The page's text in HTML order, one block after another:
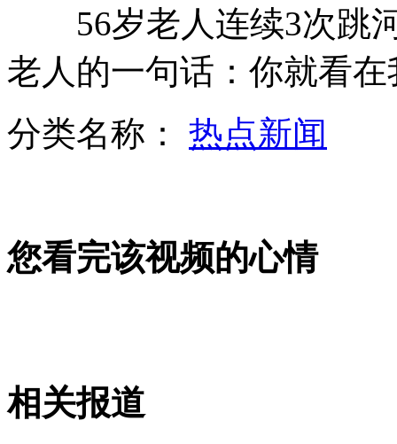
蔬菜价格上涨 白菜卖出“猪肉价”
毛驴拉面包车 网友感叹省油又环保
男子无证驾驶耍赖 撞警车咬民警
山西运城恶犬咬伤多人 警民合力深夜将其击毙
56岁老人连续3次跳河
老人的一句话：你就看
分类名称： 热点新闻
您看完该视频的心情
相关报道